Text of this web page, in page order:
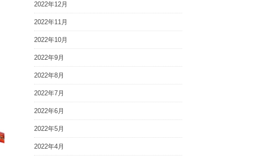
2022年12月
2022年11月
2022年10月
2022年9月
2022年8月
2022年7月
2022年6月
2022年5月
2022年4月